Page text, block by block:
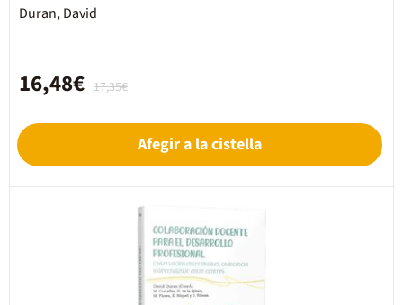
Duran, David
17,35€
16,48€
Afegir a la cistella